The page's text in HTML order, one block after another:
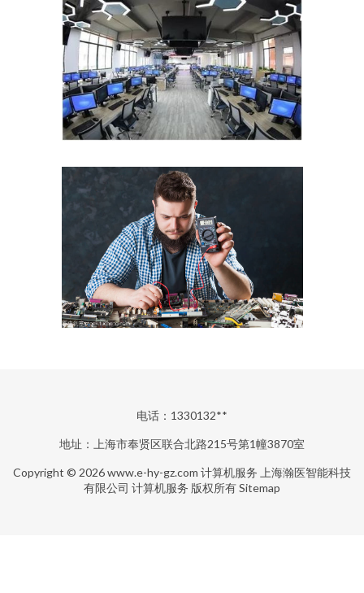
电话：1330132**
地址：上海市奉贤区联合北路215号第1幢3870室
Copyright © 2026www.e-hy-gz.com 计算机服务 上海瀚医智能科技
有限公司 计算机服务 版权所有Sitemap